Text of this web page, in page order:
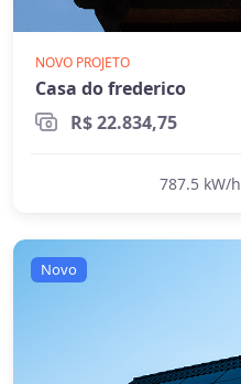
NOVO PROJETO
Casa do frederico
R$ 22.834,75
787.5 kW/h
Novo